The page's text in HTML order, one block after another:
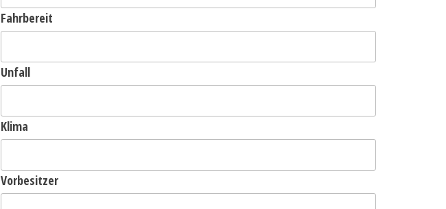
Fahrbereit
Unfall
Klima
Vorbesitzer